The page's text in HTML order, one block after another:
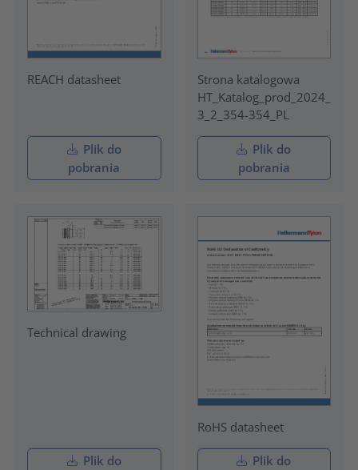
REACH datasheet
Plik do
pobrania
Strona katalogowa
HT_Katalog_prod_2024_
3_2_354-354_PL
Plik do
pobrania
Technical drawing
Plik do
RoHS datasheet
Plik do